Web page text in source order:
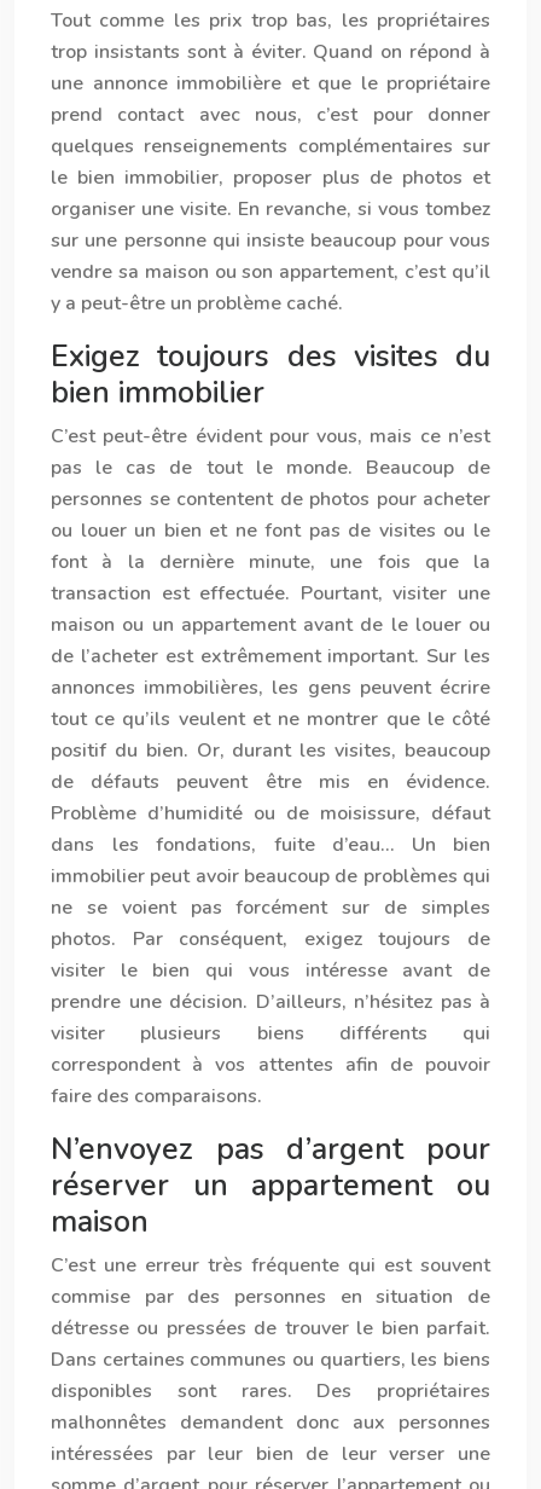
Tout comme les prix trop bas, les propriétaires
trop insistants sont à éviter. Quand on répond à
une annonce immobilière et que le propriétaire
prend contact avec nous, c’est pour donner
quelques renseignements complémentaires sur
le bien immobilier, proposer plus de photos et
organiser une visite. En revanche, si vous tombez
sur une personne qui insiste beaucoup pour vous
vendre sa maison ou son appartement, c’est qu’il
y a peut-être un problème caché.
Exigez toujours des visites du
bien immobilier
C’est peut-être évident pour vous, mais ce n’est
pas le cas de tout le monde. Beaucoup de
personnes se contentent de photos pour acheter
ou louer un bien et ne font pas de visites ou le
font à la dernière minute, une fois que la
transaction est effectuée. Pourtant, visiter une
maison ou un appartement avant de le louer ou
de l’acheter est extrêmement important. Sur les
annonces immobilières, les gens peuvent écrire
tout ce qu’ils veulent et ne montrer que le côté
positif du bien. Or, durant les visites, beaucoup
de défauts peuvent être mis en évidence.
Problème d’humidité ou de moisissure, défaut
dans les fondations, fuite d’eau… Un bien
immobilier peut avoir beaucoup de problèmes qui
ne se voient pas forcément sur de simples
photos. Par conséquent, exigez toujours de
visiter le bien qui vous intéresse avant de
prendre une décision. D’ailleurs, n’hésitez pas à
visiter plusieurs biens différents qui
correspondent à vos attentes afin de pouvoir
faire des comparaisons.
N’envoyez pas d’argent pour
réserver un appartement ou
maison
C’est une erreur très fréquente qui est souvent
commise par des personnes en situation de
détresse ou pressées de trouver le bien parfait.
Dans certaines communes ou quartiers, les biens
disponibles sont rares. Des propriétaires
malhonnêtes demandent donc aux personnes
intéressées par leur bien de leur verser une